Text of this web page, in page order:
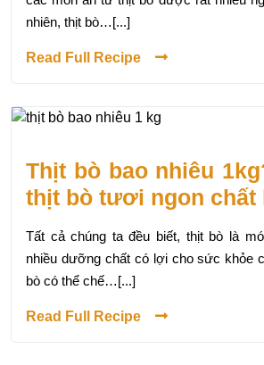
nhiên, thịt bò…[...]
Read Full Recipe
Thịt bò bao nhiêu
thịt bò tươi ngon
Tất cả chúng ta đều biết, thịt bò là
nhiều dưỡng chất có lợi cho sức khỏe
bò có thể chế…[...]
Read Full Recipe